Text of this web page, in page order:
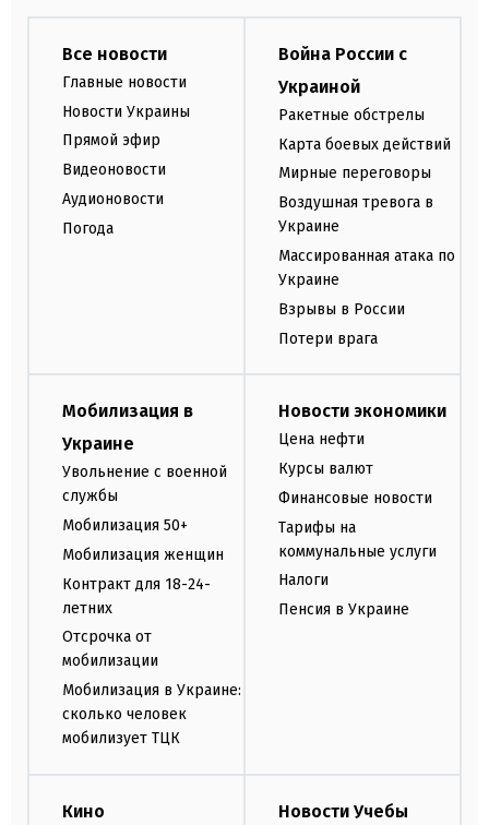
Все новости
Главные новости
Новости Украины
Прямой эфир
Видеоновости
Аудионовости
Погода
Война России с
Украиной
Ракетные обстрелы
Карта боевых действий
Мирные переговоры
Воздушная тревога в
Украине
Массированная атака по
Украине
Взрывы в России
Потери врага
Мобилизация в
Украине
Увольнение с военной
службы
Мобилизация 50+
Мобилизация женщин
Контракт для 18-24-
летних
Отсрочка от
мобилизации
Мобилизация в Украине:
сколько человек
мобилизует ТЦК
Новости экономики
Цена нефти
Курсы валют
Финансовые новости
Тарифы на
коммунальные услуги
Налоги
Пенсия в Украине
Кино Новости Учебы